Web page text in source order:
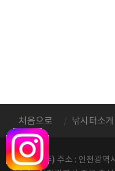
처음으로 낚시터소개
정성레저(주) 주소 : 인천광역